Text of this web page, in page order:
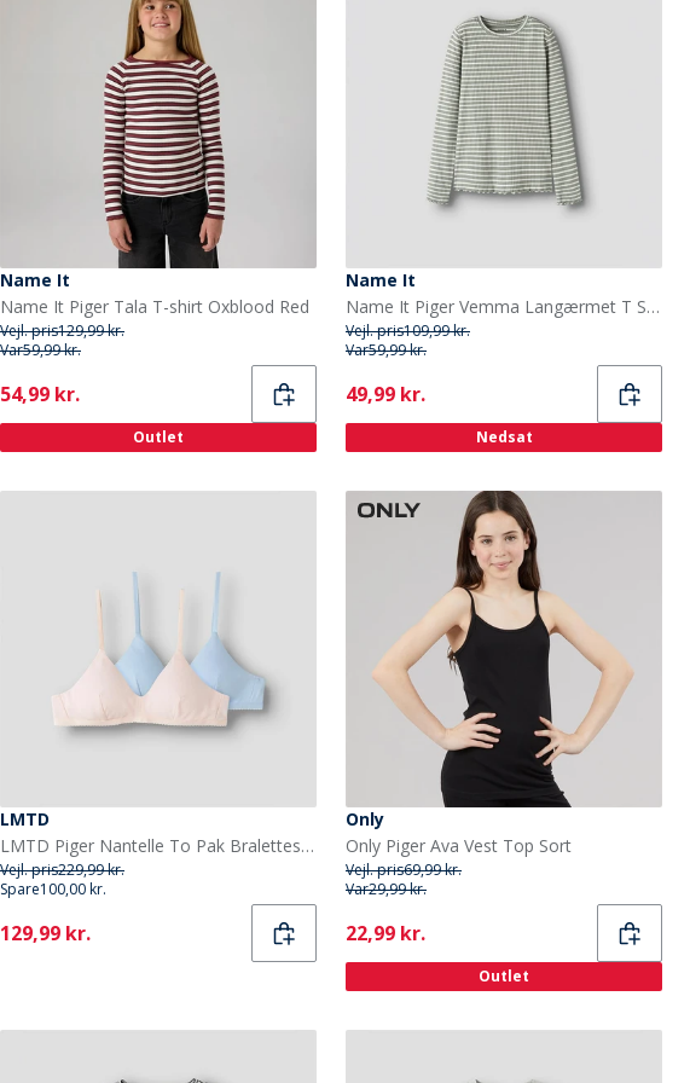
Name It
Name It Piger Tala T-shirt Oxblood Red
Vejl. pris129,99 kr.
Var59,99 kr.
Current
54,99 kr.
Outlet
Name It
Name It Piger Vemma Langærmet T Shirt Shadow
Vejl. pris109,99 kr.
Var59,99 kr.
Current
49,99 kr.
Nedsat
LMTD
LMTD Piger Nantelle To Pak Bralettes Crystal Pink
Vejl. pris229,99 kr.
Spare100,00 kr.
Current
129,99 kr.
Only
Only Piger Ava Vest Top Sort
Vejl. pris69,99 kr.
Var29,99 kr.
Current
22,99 kr.
Outlet